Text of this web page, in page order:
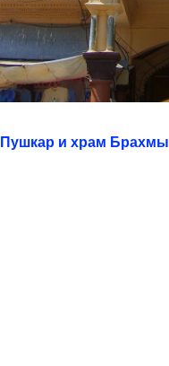
Пушкар и храм Брахмы